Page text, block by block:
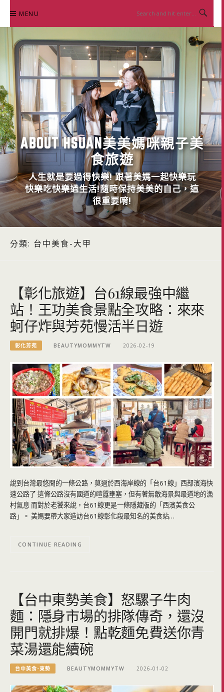
content
MENU
ABOUT HSUAN美美媽咪親子美
食旅遊
人生就是要過得快樂! 跟著美媽一起快樂玩
快樂吃快樂過生活!隨時保持美美的自己，這
很重要唷!
分類: 台中美食-大甲
【彰化旅遊】台61線最強中繼
站！王功美食景點全攻略：來來
蚵仔炸與芳苑慢活半日遊
彰化芳苑 BEAUTYMOMMYTW 2026-02-19
說到台灣最悠閒的一條公路，莫過於西海岸線的「台61線」西部濱海快
速公路了 這條公路沒有國道的喧囂壅塞，但有著無敵海景與最道地的漁
村氣息 而對於老饕來說，台61線更是一條隱藏版的「西濱美食公
路」。 美媽要帶大家造訪台61線彰化段最知名的美食站…
CONTINUE READING
【台中東勢美食】怒騾子牛肉
麵：隱身市場的排隊傳奇，還沒
開門就排爆！點乾麵免費送你青
菜湯還能續碗
台中美食-東勢 BEAUTYMOMMYTW 2026-01-02